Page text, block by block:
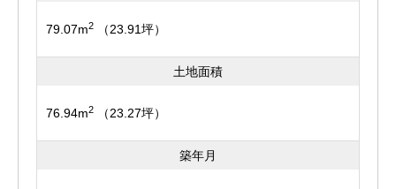
79.07m2 （23.91坪）
土地面積
76.94m2 （23.27坪）
築年月